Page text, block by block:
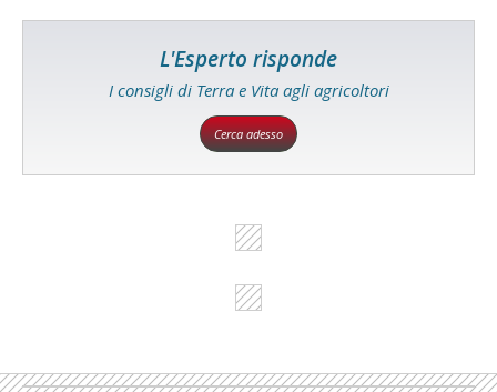
L'Esperto risponde
I consigli di Terra e Vita agli agricoltori
Cerca adesso